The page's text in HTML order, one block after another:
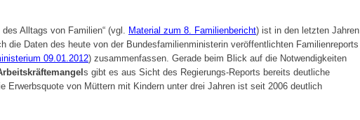
Alltags von Familien“ (vgl. Material zum 8. Familienbericht) ist in den letzten Jahren
die Daten des heute von der Bundesfamilienministerin veröffentlichten Familienreports
09.01.2012) zusammenfassen. Gerade beim Blick auf die Notwendigkeiten
s gibt es aus Sicht des Regierungs-Reports bereits deutliche
Erwerbsquote von Müttern mit Kindern unter drei Jahren ist seit 2006 deutlich